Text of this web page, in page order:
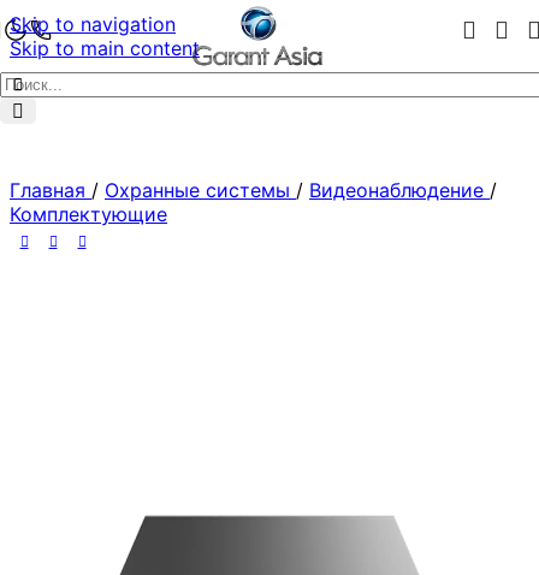
Skip to navigation
Skip to main content
Главная / Охранные системы / Видеонаблюдение /
Комплектующие